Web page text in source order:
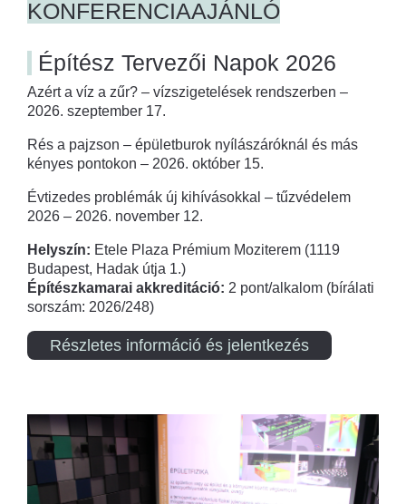
KONFERENCIAAJÁNLÓ
Építész Tervezői Napok 2026
Azért a víz a zűr? – vízszigetelések rendszerben –
2026. szeptember 17.
Rés a pajzson – épületburok nyílászáróknál és más
kényes pontokon – 2026. október 15.
Évtizedes problémák új kihívásokkal – tűzvédelem
2026 – 2026. november 12.
Helyszín: Etele Plaza Prémium Moziterem (1119
Budapest, Hadak útja 1.)
Építészkamarai akkreditáció: 2 pont/alkalom (bírálati
sorszám: 2026/248)
Részletes információ és jelentkezés